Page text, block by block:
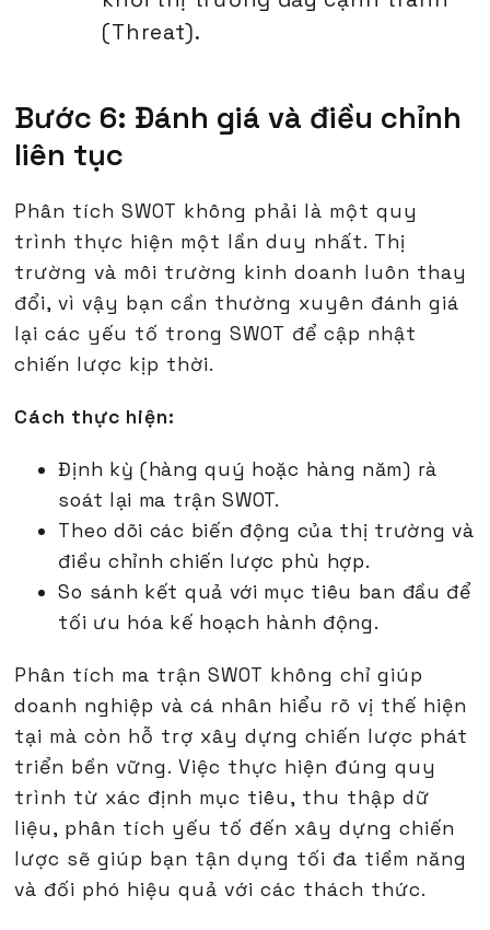
(Threat).
Bước 6: Đánh giá và điều chỉnh
liên tục
Phân tích SWOT không phải là một quy
trình thực hiện một lần duy nhất. Thị
trường và môi trường kinh doanh luôn thay
đổi, vì vậy bạn cần thường xuyên đánh giá
lại các yếu tố trong SWOT để cập nhật
chiến lược kịp thời.
Cách thực hiện:
Định kỳ (hàng quý hoặc hàng năm) rà
soát lại ma trận SWOT.
Theo dõi các biến động của thị trường và
điều chỉnh chiến lược phù hợp.
So sánh kết quả với mục tiêu ban đầu để
tối ưu hóa kế hoạch hành động.
Phân tích ma trận SWOT không chỉ giúp
doanh nghiệp và cá nhân hiểu rõ vị thế hiện
tại mà còn hỗ trợ xây dựng chiến lược phát
triển bền vững. Việc thực hiện đúng quy
trình từ xác định mục tiêu, thu thập dữ
liệu, phân tích yếu tố đến xây dựng chiến
lược sẽ giúp bạn tận dụng tối đa tiềm năng
và đối phó hiệu quả với các thách thức.